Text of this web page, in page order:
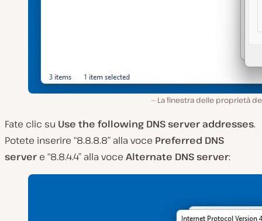
La finestra delle proprietà
Fate clic su Use the following DNS server addresses.
Potete inserire “8.8.8.8” alla voce Preferred DNS
server e “8.8.4.4” alla voce Alternate DNS server: